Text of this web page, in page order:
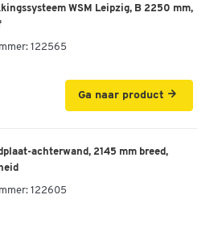
WSM Leipzig, B 2250 mm,
122565
Ga naar product
achterwand, 2145 mm breed,
122605